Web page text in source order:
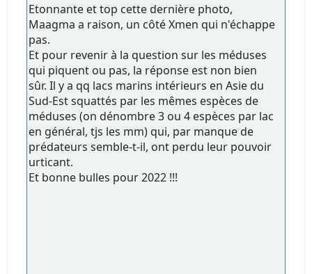
Etonnante et top cette dernière photo,
Maagma a raison, un côté Xmen qui n'échappe
pas.
Et pour revenir à la question sur les méduses
qui piquent ou pas, la réponse est non bien
sûr. Il y a qq lacs marins intérieurs en Asie du
Sud-Est squattés par les mêmes espèces de
méduses (on dénombre 3 ou 4 espèces par lac
en général, tjs les mm) qui, par manque de
prédateurs semble-t-il, ont perdu leur pouvoir
urticant.
Et bonne bulles pour 2022 !!!